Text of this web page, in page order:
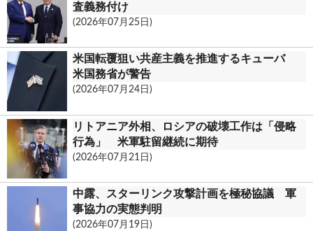
査義務付け
(2026年07月25日)
米国転覆狙い共産主義を推進するキューバ
米国務省が警告
(2026年07月24日)
リトアニア外相、ロシアの破壊工作は「侵略
行為」 米軍駐留継続に期待
(2026年07月21日)
中露、スターリンク攻撃計画を極秘協議 軍
事協力の実態判明
(2026年07月19日)